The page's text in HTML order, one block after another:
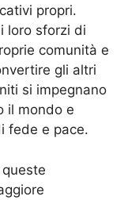
propri.
loro sforzi di
comunità e
gli altri
si impegnano
il mondo e
fede e pace.